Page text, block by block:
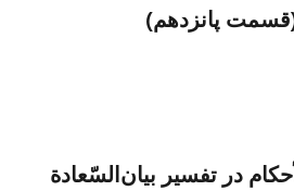
پانزدهم)
در تفسیر بیان‌السّعادة